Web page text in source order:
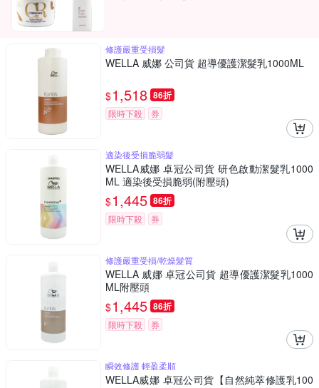
修護嚴重受損髮
WELLA 威娜 公司貨 超導優護潔髮乳1000ML
$1,518 86折
限時下殺 券
適染後受損脆弱髮
WELLA威娜 卓冠公司貨 研色啟動潔髮乳1000
ML 適染後受損脆弱(附壓頭)
$1,445 86折
限時下殺 券
修護嚴重受損/乾燥髮質
WELLA 威娜 卓冠公司貨 超導優護潔髮乳1000
ML附壓頭
$1,445 86折
限時下殺 券
瞬效修護 輕盈柔順
WELLA威娜 卓冠公司貨【自然純萃修護乳100